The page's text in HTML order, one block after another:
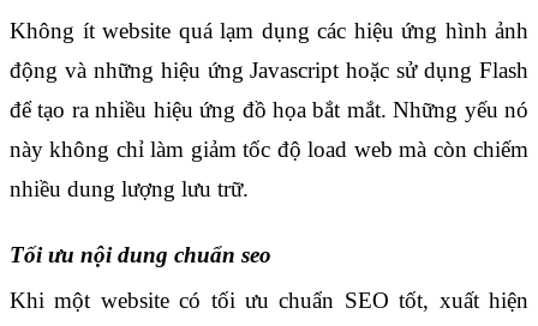
Không ít website quá lạm dụng các hiệu ứng hình ảnh
động và những hiệu ứng Javascript hoặc sử dụng Flash
để tạo ra nhiều hiệu ứng đồ họa bắt mắt. Những yếu nó
này không chỉ làm giảm tốc độ load web mà còn chiếm
nhiều dung lượng lưu trữ.
Tối ưu nội dung chuẩn seo
Khi một website có tối ưu chuẩn SEO tốt, xuất hiện